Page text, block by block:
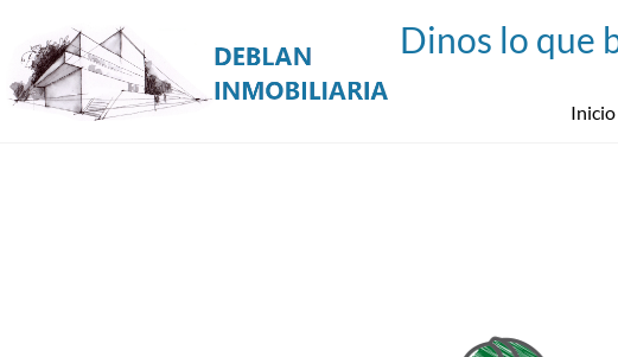
Inicio